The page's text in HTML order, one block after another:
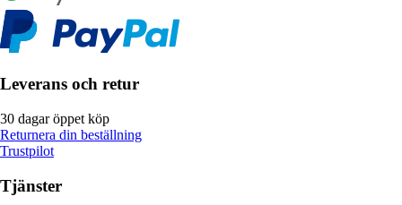
Leverans och retur
30 dagar öppet köp
Returnera din beställning
Trustpilot
Tjänster